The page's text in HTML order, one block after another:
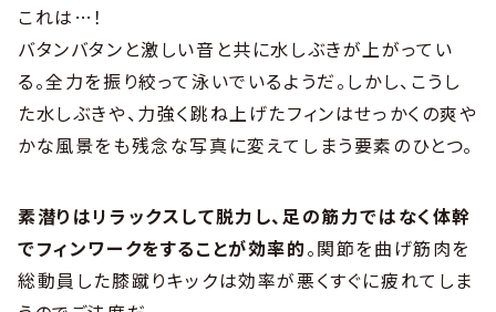
これは…！
バタンバタンと激しい音と共に水しぶきが上がってい
る。全力を振り絞って泳いでいるようだ。しかし、こうし
た水しぶきや、力強く跳ね上げたフィンはせっかくの爽や
かな風景をも残念な写真に変えてしまう要素のひとつ。
素潜りはリラックスして脱力し、足の筋力ではなく体幹
でフィンワークをすることが効率的。関節を曲げ筋肉を
総動員した膝蹴りキックは効率が悪くすぐに疲れてしま